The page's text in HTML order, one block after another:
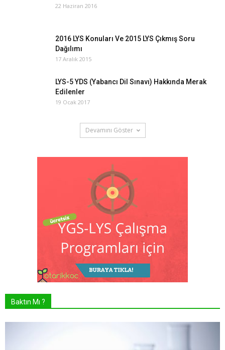
22 Haziran 2016
2016 LYS Konuları Ve 2015 LYS Çıkmış Soru
Dağılımı
17 Aralık 2015
LYS-5 YDS (Yabancı Dil Sınavı) Hakkında Merak
Edilenler
19 Ocak 2017
Devamını Göster
Baktın Mı ?